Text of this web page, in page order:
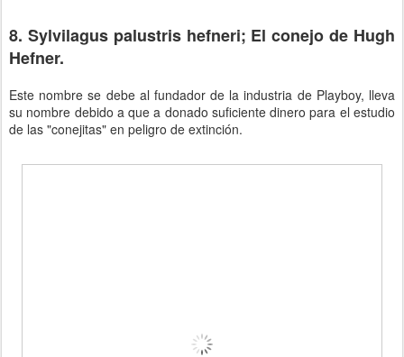
8. Sylvilagus palustris hefneri; El conejo de Hugh
Hefner.
Este nombre se debe al fundador de la industria de Playboy, lleva
su nombre debido a que a donado suficiente dinero para el estudio
de las "conejitas" en peligro de extinción.